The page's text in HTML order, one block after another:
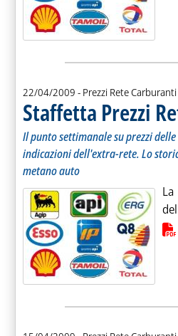
22/04/2009 - Prezzi Rete Carburanti
Staffetta Prezzi
Il punto settimanale su prezzi
indicazioni dell'extra-rete. Lo
metano auto
Lista allegati PDF alla